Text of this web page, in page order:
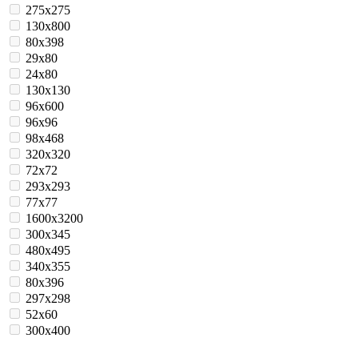
275x275
130x800
80x398
29x80
24x80
130x130
96x600
96x96
98x468
320x320
72x72
293x293
77x77
1600х3200
300x345
480x495
340x355
80x396
297x298
52x60
300x400